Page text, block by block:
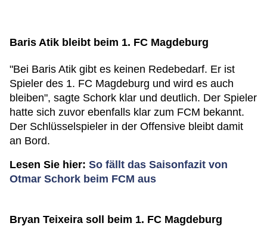
Baris Atik bleibt beim 1. FC Magdeburg
"Bei Baris Atik gibt es keinen Redebedarf. Er ist
Spieler des 1. FC Magdeburg und wird es auch
bleiben", sagte Schork klar und deutlich. Der Spieler
hatte sich zuvor ebenfalls klar zum FCM bekannt.
Der Schlüsselspieler in der Offensive bleibt damit
an Bord.
Lesen Sie hier: So fällt das Saisonfazit von
Otmar Schork beim FCM aus
Bryan Teixeira soll beim 1. FC Magdeburg